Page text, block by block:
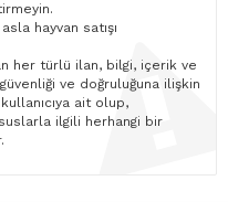
hayvan satışı
her türlü ilan, bilgi, içerik ve
ve doğruluğuna ilişkin
ait olup,
ilgili herhangi bir